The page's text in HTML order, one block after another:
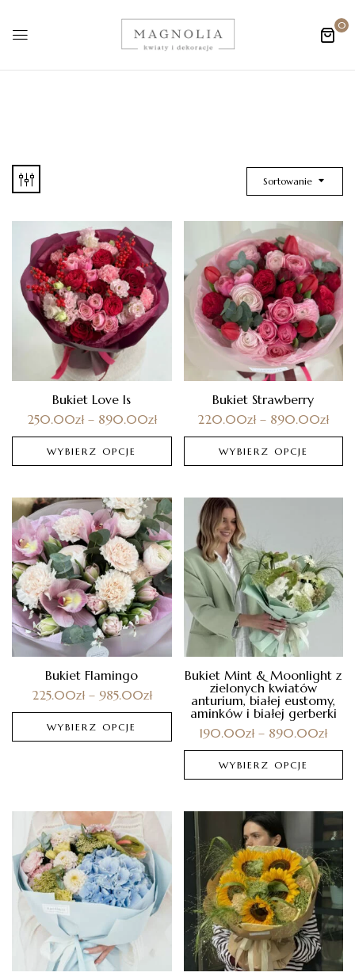
0
Sortowanie
Bukiet Love Is
250.00zł– 890.00zł
WYBIERZ OPCJE
Bukiet Strawberry
220.00zł – 890.00zł
WYBIERZ OPCJE
Bukiet Flamingo
225.00zł– 985.00zł
WYBIERZ OPCJE
Bukiet Mint & Moonlight z
zielonych kwiatów
anturium, białej eustomy,
aminków i białej gerberki
190.00zł – 890.00zł
WYBIERZ OPCJE